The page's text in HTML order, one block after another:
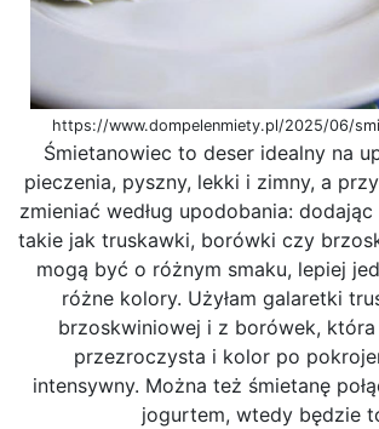
https://www.dompelenmiety.pl/2025/06/
Śmietanowiec to deser idealny na
pieczenia, pyszny, lekki i zimny, a
zmieniać według upodobania:
takie jak truskawki, borówki czy
mogą być o różnym smaku, lepiej
różne kolory. Użyłam galaretki
brzoskwiniowej i z borówek, która
przezroczysta i kolor po
intensywny. Można też śmietanę
jogurtem, wtedy będzie